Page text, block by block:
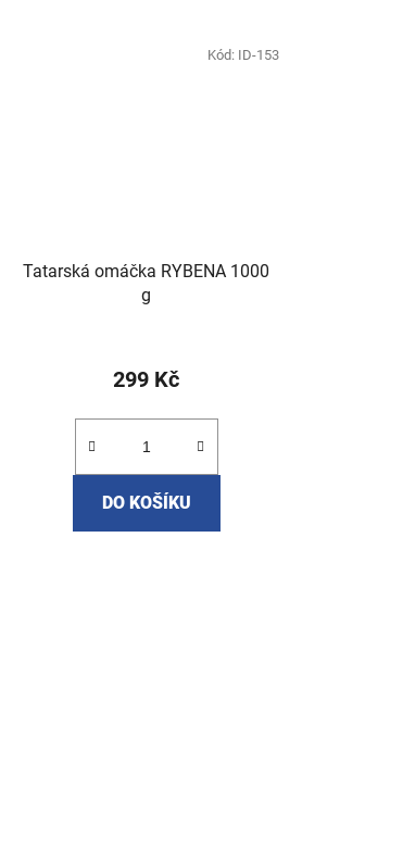
Tatarská omáčka RYBENA 1000
g
299 Kč
DO KOŠÍKU
Kód: ID-153